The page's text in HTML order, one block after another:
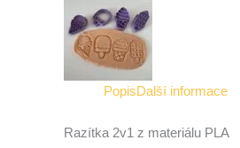
PopisDalší informace
Razítka 2v1 z materiálu PLA